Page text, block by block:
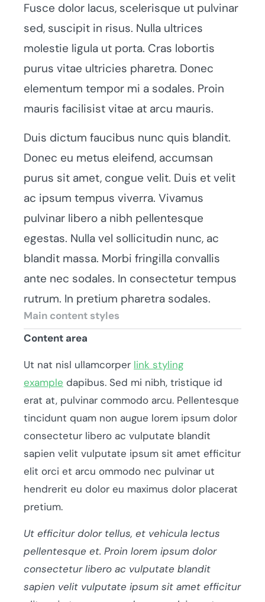
Fusce dolor lacus, scelerisque ut pulvinar
sed, suscipit in risus. Nulla ultrices
molestie ligula ut porta. Cras lobortis
purus vitae ultricies pharetra. Donec
elementum tempor mi a sodales. Proin
mauris facilisist vitae at arcu mauris.
Duis dictum faucibus nunc quis blandit.
Donec eu metus eleifend, accumsan
purus sit amet, congue velit. Duis et velit
ac ipsum tempus viverra. Vivamus
pulvinar libero a nibh pellentesque
egestas. Nulla vel sollicitudin nunc, ac
blandit massa. Morbi fringilla convallis
ante nec sodales. In consectetur tempus
rutrum. In pretium pharetra sodales.
Main content styles
Content area
Ut nat nisl ullamcorper link styling
example dapibus. Sed mi nibh, tristique id
erat at, pulvinar commodo arcu. Pellentesque
tincidunt quam non augue lorem ipsum dolor
consectetur libero ac vulputate blandit
sapien velit vulputate ipsum sit amet efficitur
elit orci et arcu ommodo nec pulvinar ut
hendrerit eu dolor eu maximus dolor placerat
pretium.
Ut efficitur dolor tellus, et vehicula lectus
pellentesque et. Proin lorem ipsum dolor
consectetur libero ac vulputate blandit
sapien velit vulputate ipsum sit amet efficitur